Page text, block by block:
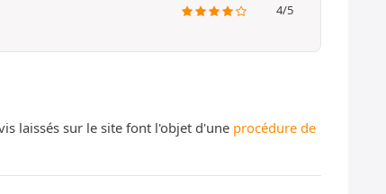
4/5
laissés sur le site font l'objet d'une procédure de